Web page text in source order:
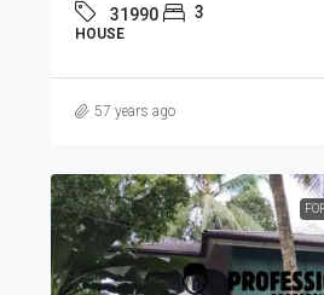
31990 3
HOUSE
57 years ago